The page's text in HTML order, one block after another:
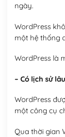
ngày.
WordPress
một hệ thống
WordPress là
– Có lịch sử
WordPress
một công cụ
Qua thời gian